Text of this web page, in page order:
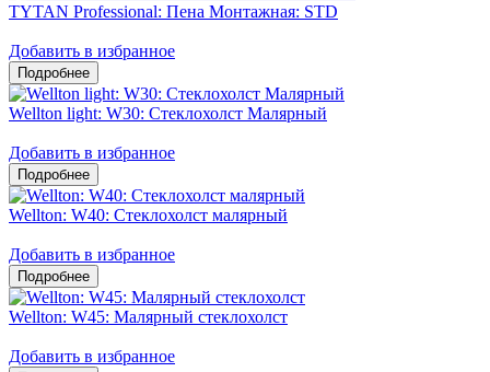
TYTAN Professional: Пена Монтажная: STD
Добавить в избранное
Wellton light: W30: Стеклохолст Малярный
Добавить в избранное
Wellton: W40: Стеклохолст малярный
Добавить в избранное
Wellton: W45: Малярный стеклохолст
Добавить в избранное